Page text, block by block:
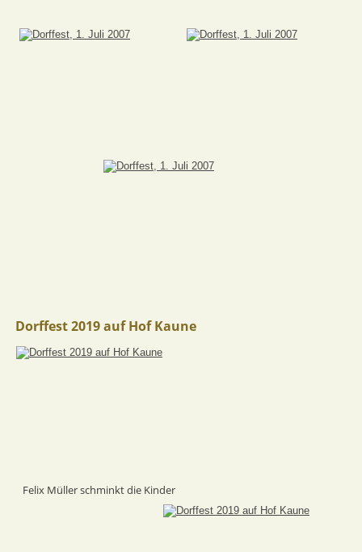
Dorffest 2019 auf Hof Kaune
Felix Müller schminkt die Kinder